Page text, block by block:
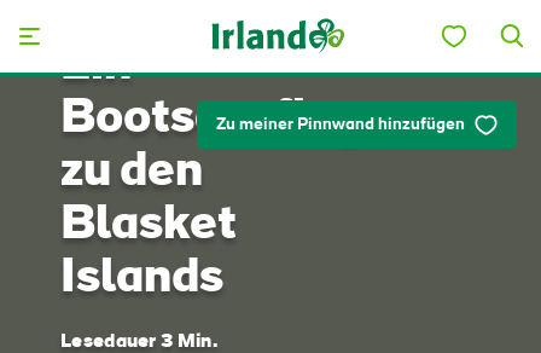
Zu meiner Pinnwand hinzufügen
Ein
Bootsausflug
zu den
Blasket
Islands
Lesedauer 3 Min.